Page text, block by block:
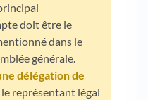
doit être le
dans le
générale.
délégation de
représentant légal